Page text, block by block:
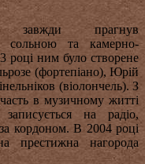
завжди прагнув
сольною та камерно-
році ним було створене
(фортепіано), Юрій
(віолончель). З
в музичному житті
на радіо,
кордоном. В 2004 році
престижна нагорода